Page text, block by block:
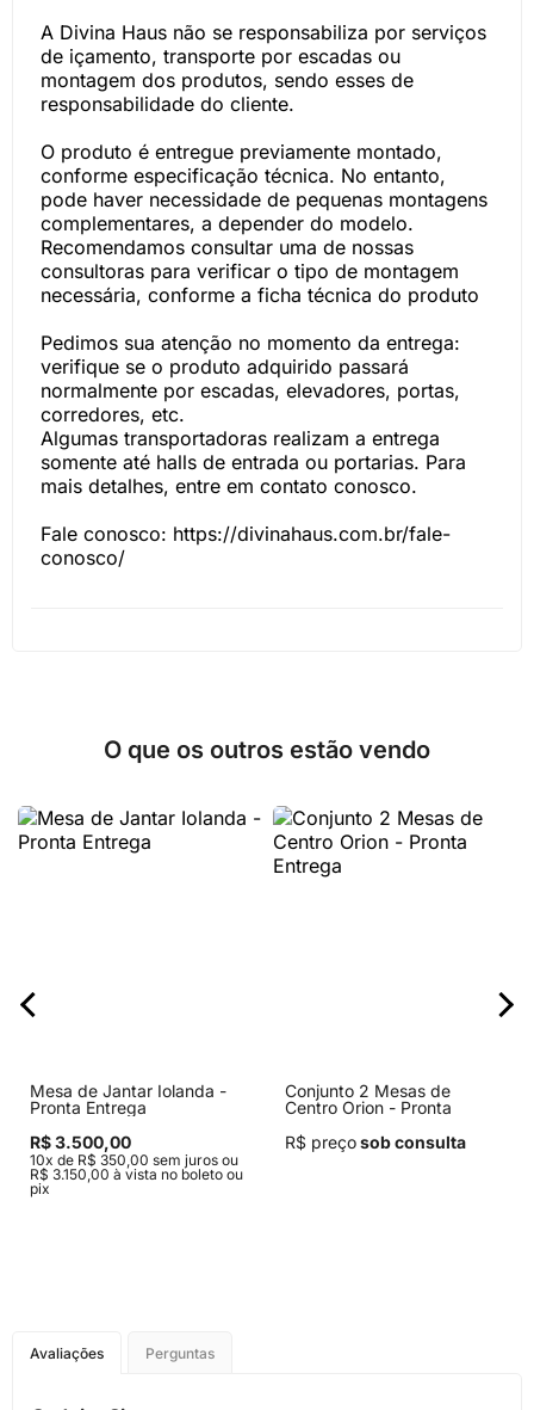
A Divina Haus não se responsabiliza por serviços
de içamento, transporte por escadas ou
montagem dos produtos, sendo esses de
responsabilidade do cliente.
O produto é entregue previamente montado,
conforme especificação técnica. No entanto,
pode haver necessidade de pequenas montagens
complementares, a depender do modelo.
Recomendamos consultar uma de nossas
consultoras para verificar o tipo de montagem
necessária, conforme a ficha técnica do produto
Pedimos sua atenção no momento da entrega:
verifique se o produto adquirido passará
normalmente por escadas, elevadores, portas,
corredores, etc.
Algumas transportadoras realizam a entrega
somente até halls de entrada ou portarias. Para
mais detalhes, entre em contato conosco.
Fale conosco: https://divinahaus.com.br/fale-
conosco/
O que os outros estão vendo
Mesa de Jantar Iolanda -
Pronta Entrega
R$ 3.500,00
10x de R$ 350,00 sem juros ou
R$ 3.150,00 à vista no boleto ou
pix
Conjunto 2 Mesas de
Centro Orion - Pronta
R$ preçosob consulta
Avaliações Perguntas